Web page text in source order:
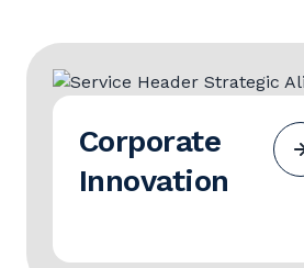
Corporate
Innovation